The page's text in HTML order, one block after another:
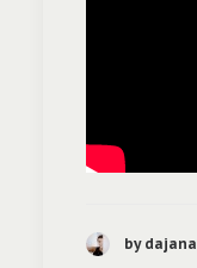
by dajana